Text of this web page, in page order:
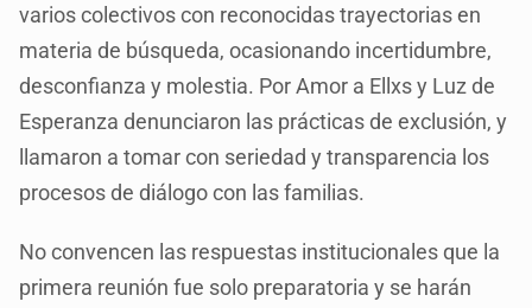
varios colectivos con reconocidas trayectorias en
materia de búsqueda, ocasionando incertidumbre,
desconfianza y molestia. Por Amor a Ellxs y Luz de
Esperanza denunciaron las prácticas de exclusión, y
llamaron a tomar con seriedad y transparencia los
procesos de diálogo con las familias.
No convencen las respuestas institucionales que la
primera reunión fue solo preparatoria y se harán